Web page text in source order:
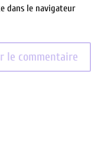
dans le navigateur